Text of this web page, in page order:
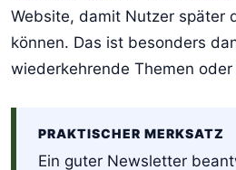
Website, damit Nutzer später
können. Das ist besonders
wiederkehrende Themen oder
PRAKTISCHER MERKSATZ
Ein guter Newsletter